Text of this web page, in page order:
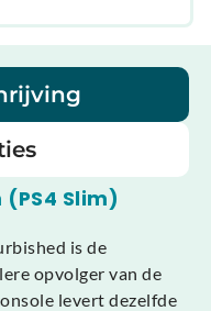
Slim)
is de
opvolger van de
levert dezelfde